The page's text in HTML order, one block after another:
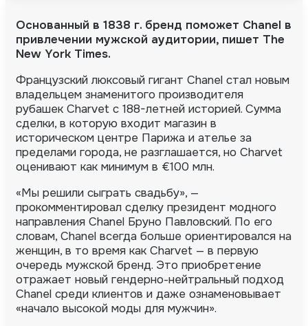
Основанный в 1838 г. бренд поможет Chanel в
привлечении мужской аудитории, пишет The
New York Times.
Французский люксовый гигант Chanel стал новым
владельцем знаменитого производителя
рубашек Charvet с 188-летней историей. Сумма
сделки, в которую входит магазин в
историческом центре Парижа и ателье за
пределами города, не разглашается, но Charvet
оценивают как минимум в €100 млн.
«Мы решили сыграть свадьбу», —
прокомментировал сделку президент модного
направления Chanel Бруно Павловский. По его
словам, Chanel всегда больше ориентировался на
женщин, в то время как Charvet — в первую
очередь мужской бренд. Это приобретение
отражает новый гендерно-нейтральный подход
Chanel среди клиентов и даже ознаменовывает
«начало высокой моды для мужчин».